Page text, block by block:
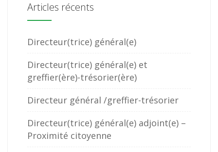
Articles récents
Directeur(trice) général(e)
Directeur(trice) général(e) et
greffier(ère)-trésorier(ère)
Directeur général /greffier-trésorier
Directeur(trice) général(e) adjoint(e) –
Proximité citoyenne